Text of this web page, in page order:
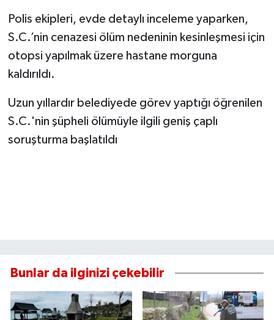
Polis ekipleri, evde detaylı inceleme yaparken,
S.C.’nin cenazesi ölüm nedeninin kesinleşmesi için
otopsi yapılmak üzere hastane morguna
kaldırıldı.
Uzun yıllardır belediyede görev yaptığı öğrenilen
S.C.'nin şüpheli ölümüyle ilgili geniş çaplı
soruşturma başlatıldı
Bunlar da ilginizi çekebilir